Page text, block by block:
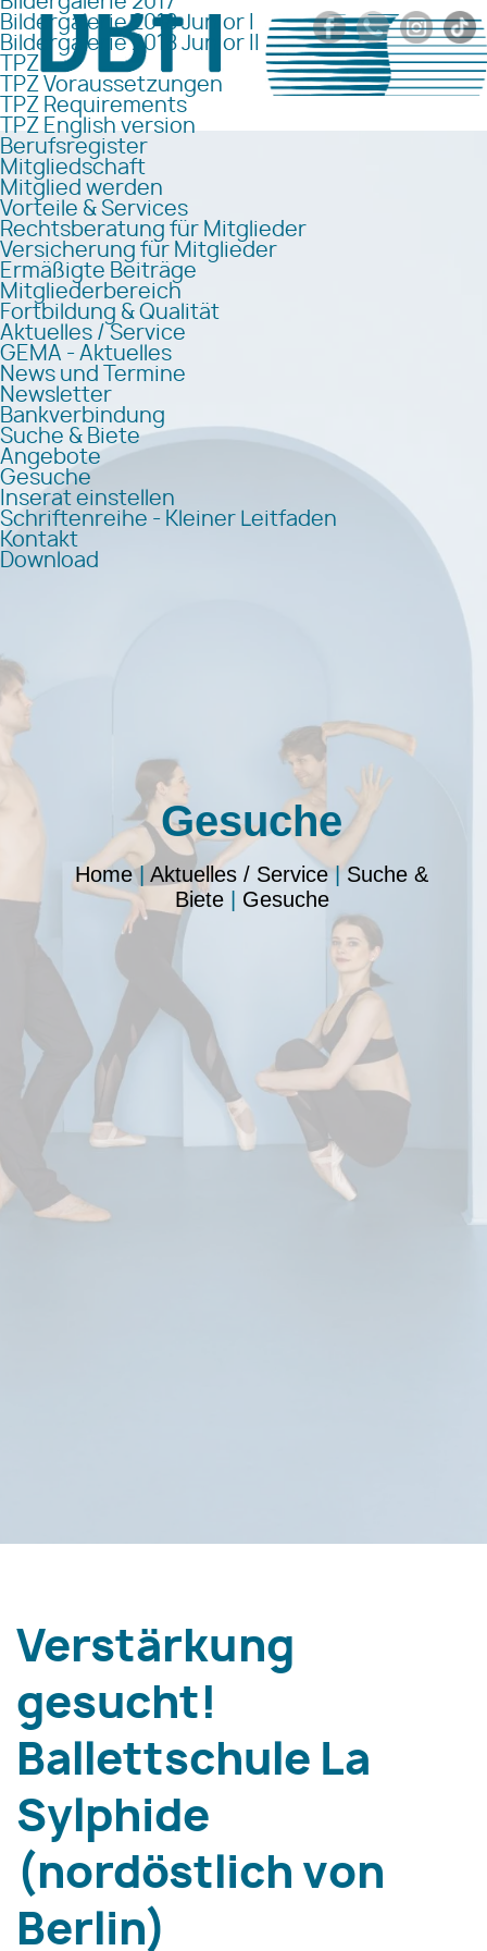
Bildergalerie 2018 Junior I
Bildergalerie 2018 Junior II
TPZ
TPZ Voraussetzungen
TPZ Requirements
TPZ English version
Berufsregister
Mitgliedschaft
Mitglied werden
Vorteile & Services
Rechtsberatung für Mitglieder
Versicherung für Mitglieder
Ermäßigte Beiträge
Mitgliederbereich
Fortbildung & Qualität
Aktuelles / Service
GEMA - Aktuelles
News und Termine
Newsletter
Bankverbindung
Suche & Biete
Angebote
Gesuche
Inserat einstellen
Schriftenreihe - Kleiner Leitfaden
Kontakt
Download
Gesuche
Home| Aktuelles / Service | Suche &
Biete| Gesuche
Verstärkung
gesucht!
Ballettschule La
Sylphide
(nordöstlich von
Berlin)